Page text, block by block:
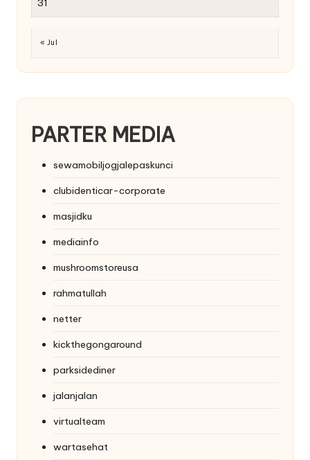
31
« Jul
PARTER MEDIA
sewamobiljogjalepaskunci
clubidenticar-corporate
masjidku
mediainfo
mushroomstoreusa
rahmatullah
netter
kickthegongaround
parksidediner
jalanjalan
virtualteam
wartasehat